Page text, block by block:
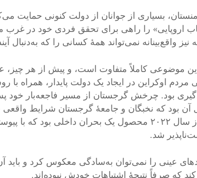
بسیاری از جوانان از دولت کنونی حمایت
اروپایی» را راهی برای تحقق فردی خود در غرب
نیز واقع‌بینانه نمی‌تواند همهٔ کسانی را که به‌دنبال
موضوعی کاملاً متفاوت است، و پیش از هر چیز،
مردم اوکراین در ایجاد یک دولت پایدار، همراه
آن بود که نخبگان و جامعهٔ گرجستان شرایط
پس از سال ۲۰۲۲ محصول یک بحران داخلی بود
شد.
عینی را نمی‌توان به‌سادگی معکوس کرد و باید
که صرفاً نتیجهٔ اشتباهات خودش نبوده‌اند.